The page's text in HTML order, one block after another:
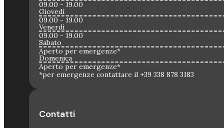
09.00 - 19.00
Giovedì
09.00 - 19.00
Venerdì
09.00 - 19.00
Sabato
Aperto per emergenze*
Domenica
Aperto per emergenze*
*per emergenze contattare il +39 338 878 3183
Contatti